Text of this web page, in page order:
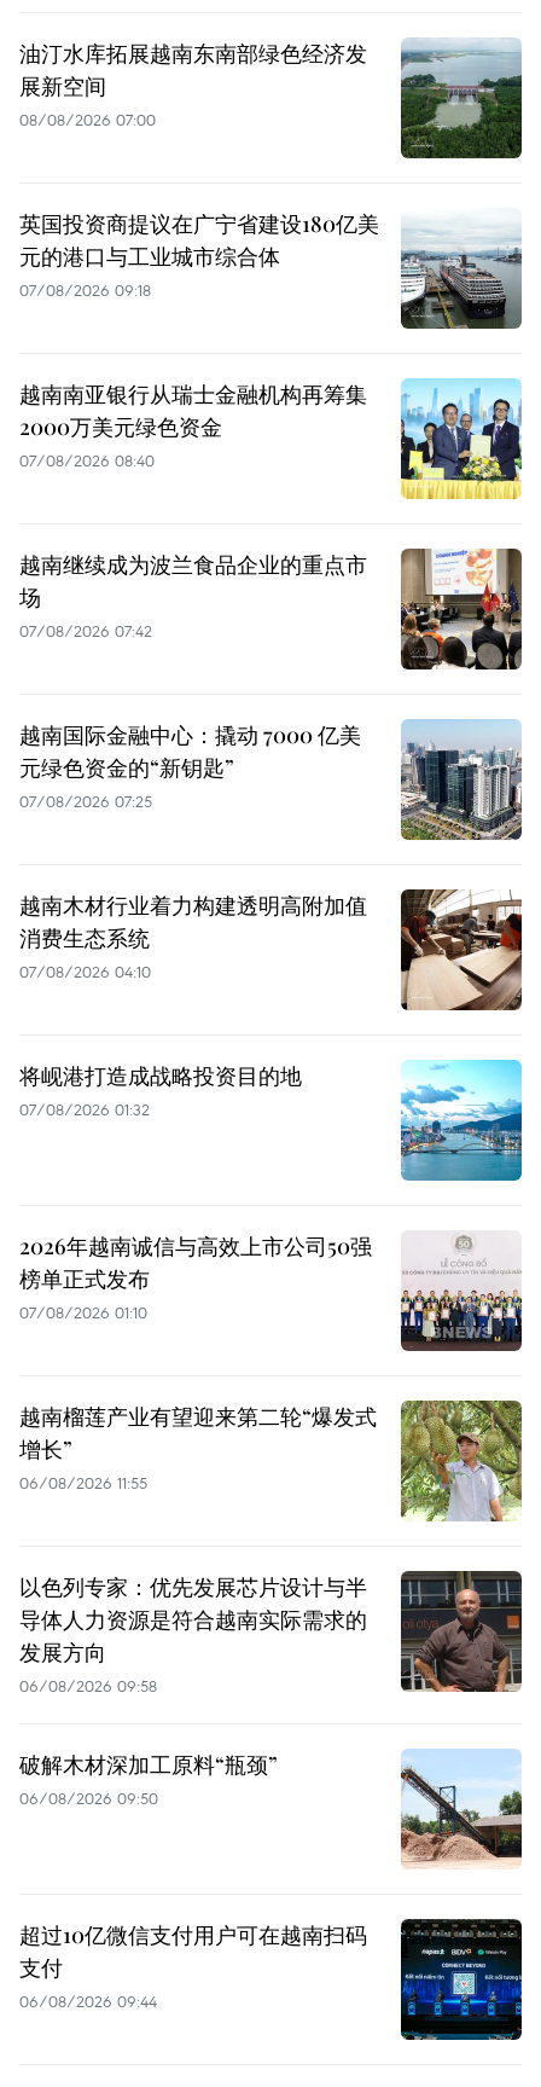
油汀水库拓展越南东南部绿色经济发
展新空间
08/08/2026 07:00
英国投资商提议在广宁省建设180亿美
元的港口与工业城市综合体
07/08/2026 09:18
越南南亚银行从瑞士金融机构再筹集
2000万美元绿色资金
07/08/2026 08:40
越南继续成为波兰食品企业的重点市
场
07/08/2026 07:42
越南国际金融中心：撬动 7000 亿美
元绿色资金的“新钥匙”
07/08/2026 07:25
越南木材行业着力构建透明高附加值
消费生态系统
07/08/2026 04:10
将岘港打造成战略投资目的地
07/08/2026 01:32
2026年越南诚信与高效上市公司50强
榜单正式发布
07/08/2026 01:10
越南榴莲产业有望迎来第二轮“爆发式
增长”
06/08/2026 11:55
以色列专家：优先发展芯片设计与半
导体人力资源是符合越南实际需求的
发展方向
06/08/2026 09:58
破解木材深加工原料“瓶颈”
06/08/2026 09:50
超过10亿微信支付用户可在越南扫码
支付
06/08/2026 09:44